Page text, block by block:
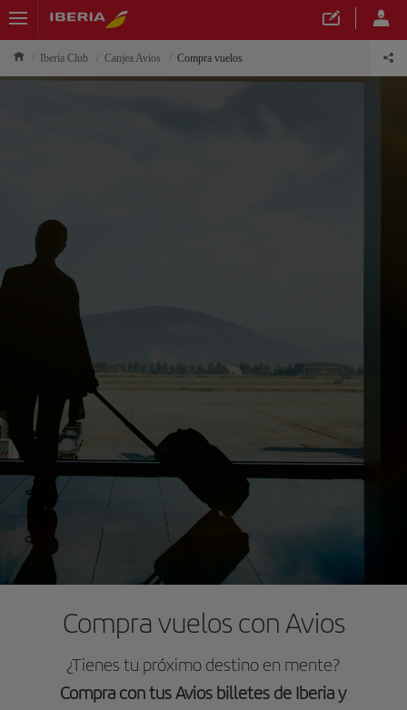
Iberia Club Canjea Avios Compra vuelos
Compra vuelos con Avios
¿Tienes tu próximo destino en mente?
Compra con tus Avios billetes de Iberia y